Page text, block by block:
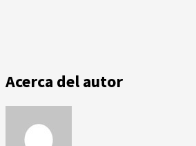
Acerca del autor